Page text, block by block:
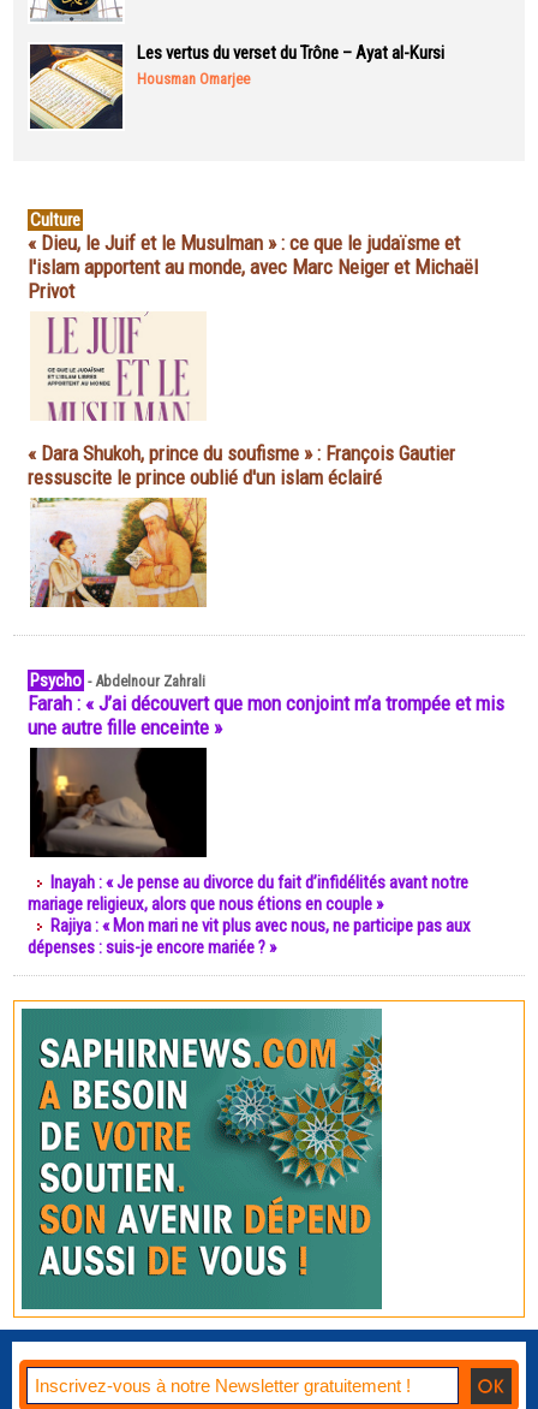
Les vertus du verset du Trône – Ayat al-Kursi
Housman Omarjee
Culture
« Dieu, le Juif et le Musulman » : ce que le judaïsme et
l'islam apportent au monde, avec Marc Neiger et Michaël
Privot
« Dara Shukoh, prince du soufisme » : François Gautier
ressuscite le prince oublié d'un islam éclairé
Psycho -Abdelnour Zahrali
Farah : « J’ai découvert que mon conjoint m’a trompée et mis
une autre fille enceinte »
Inayah : « Je pense au divorce du fait d’infidélités avant notre
mariage religieux, alors que nous étions en couple »
Rajiya : « Mon mari ne vit plus avec nous, ne participe pas aux
dépenses : suis-je encore mariée ? »